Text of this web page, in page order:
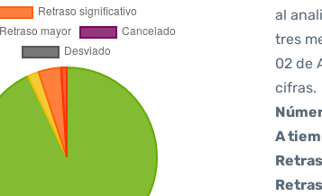
al
tres
02 de
cifras.
A